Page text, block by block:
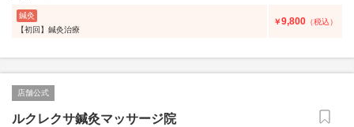
鍼灸
【初回】鍼灸治療
￥9,800 （税込）
店舗公式
ルクレクサ鍼灸マッサージ院